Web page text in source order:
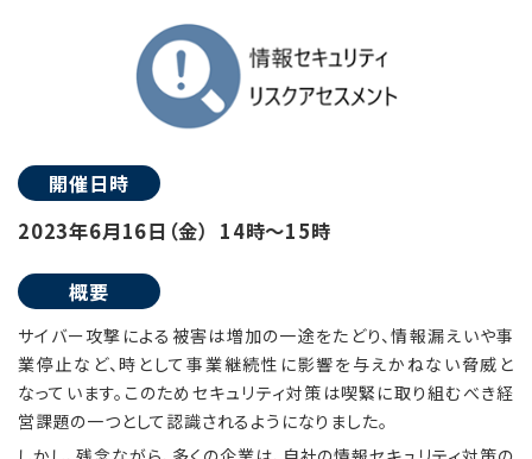
開催日時
2023年6月16日（金） 14時～15時
概要
サイバー攻撃による被害は増加の一途をたどり、情報漏えいや事
業停止など、時として事業継続性に影響を与えかねない脅威と
なっています。このためセキュリティ対策は喫緊に取り組むべき経
営課題の一つとして認識されるようになりました。